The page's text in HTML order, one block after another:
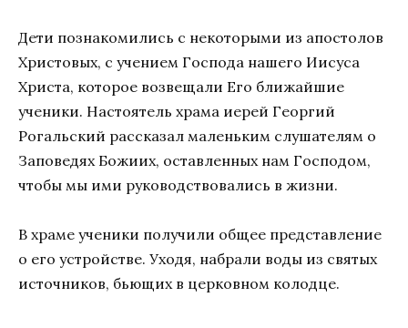
Дети познакомились с некоторыми из апостолов
Христовых, с учением Господа нашего Иисуса
Христа, которое возвещали Его ближайшие
ученики. Настоятель храма иерей Георгий
Рогальский рассказал маленьким слушателям о
Заповедях Божиих, оставленных нам Господом,
чтобы мы ими руководствовались в жизни.
В храме ученики получили общее представление
о его устройстве. Уходя, набрали воды из святых
источников, бьющих в церковном колодце.